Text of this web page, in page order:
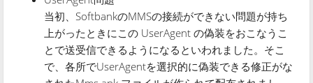
当初、SoftbankのMMSの接続ができない問題が持ち
上がったときにこの UserAgent の偽装をおこなうこ
とで送受信できるようになるといわれました。そこ
で、各所でUserAgentを選択的に偽装できる修正がな